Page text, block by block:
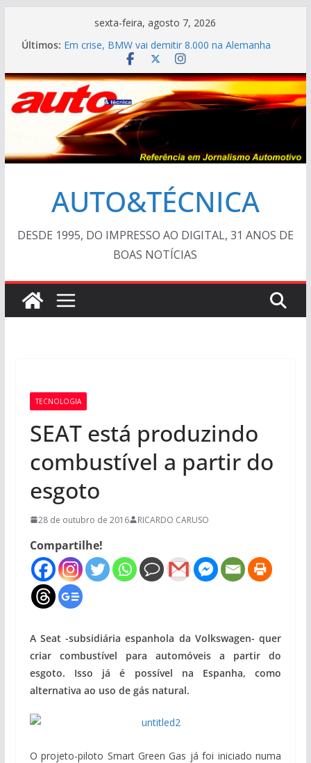
conteúdo
sexta-feira, agosto 7, 2026
Últimos: Em crise, BMW vai demitir 8.000 na Alemanha
VÍDEO ESPECIAL: os antigos no “Poços Classic
Car 2026”
AUTO&TÉCNICA FILES #139 – Chevrolet Calibra
1993
Cristiano Ronaldo mostra sua garagem
Ferrari Luce 2026: esgotada em dois meses
AUTO&TÉCNICA
DESDE 1995, DO IMPRESSO AO DIGITAL, 31 ANOS DE
BOAS NOTÍCIAS
TECNOLOGIA
SEAT está produzindo
combustível a partir do
esgoto
28 de outubro de 2016 RICARDO CARUSO
Compartilhe!
A Seat -subsidiária espanhola da Volkswagen- quer
criar combustível para automóveis a partir do
esgoto. Isso já é possível na Espanha, como
alternativa ao uso de gás natural.
O projeto-piloto Smart Green Gas já foi iniciado numa